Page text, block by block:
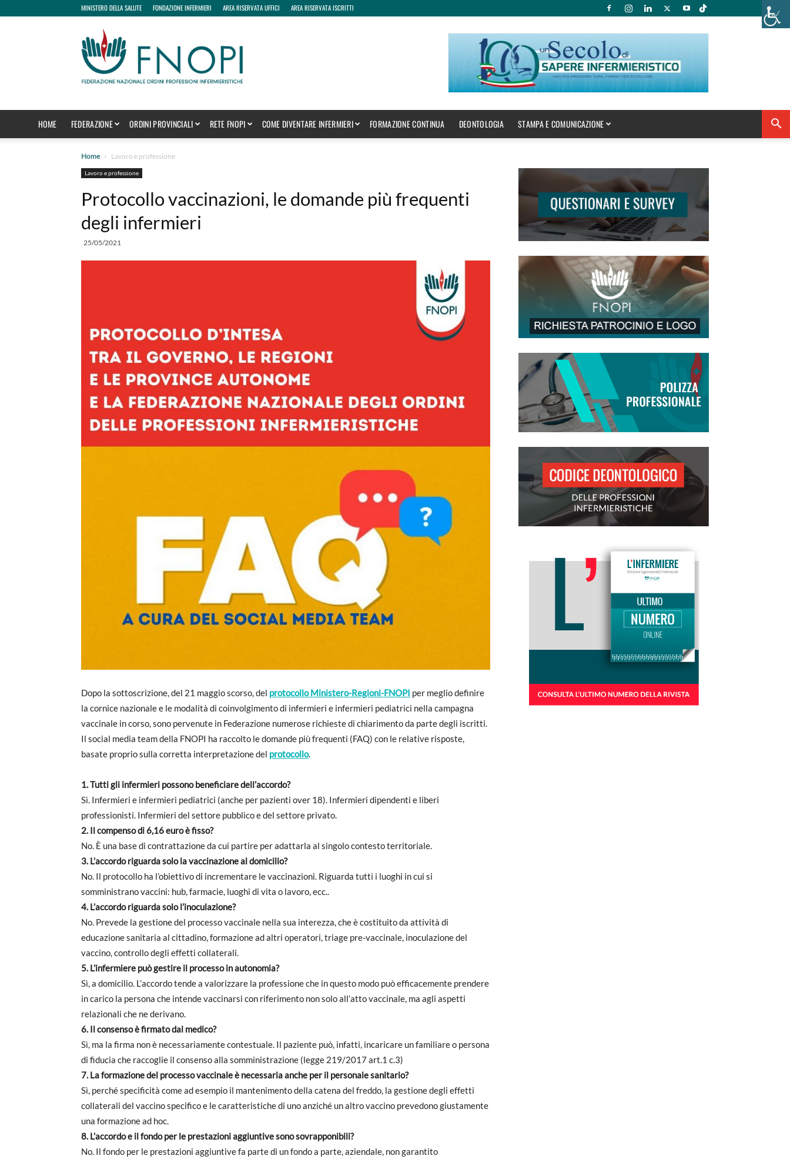
MINISTERO DELLA SALUTE FONDAZIONE INFERMIERI AREA RISERVATA UFFICI AREA RISERVATA ISCRITTI
HOME FEDERAZIONE ORDINI PROVINCIALI RETE FNOPI COME DIVENTARE INFERMIERI FORMAZIONE CONTINUA DEONTOLOGIA STAMPA E COMUNICAZIONE
Home Lavoro e professione
Lavoro e professione
Protocollo vaccinazioni, le domande più frequenti
degli infermieri
25/05/2021
Dopo la sottoscrizione, del 21 maggio scorso, del protocollo Ministero-Regioni-FNOPI per meglio definire
la cornice nazionale e le modalità di coinvolgimento di infermieri e infermieri pediatrici nella campagna
vaccinale in corso, sono pervenute in Federazione numerose richieste di chiarimento da parte degli iscritti.
Il social media team della FNOPI ha raccolto le domande più frequenti (FAQ) con le relative risposte,
basate proprio sulla corretta interpretazione del protocollo.
1. Tutti gli infermieri possono beneficiare dell’accordo?
Sì. Infermieri e infermieri pediatrici (anche per pazienti over 18). Infermieri dipendenti e liberi
professionisti. Infermieri del settore pubblico e del settore privato.
2. Il compenso di 6,16 euro è fisso?
No. È una base di contrattazione da cui partire per adattarla al singolo contesto territoriale.
3. L’accordo riguarda solo la vaccinazione al domicilio?
No. Il protocollo ha l’obiettivo di incrementare le vaccinazioni. Riguarda tutti i luoghi in cui si
somministrano vaccini: hub, farmacie, luoghi di vita o lavoro, ecc..
4. L’accordo riguarda solo l’inoculazione?
No. Prevede la gestione del processo vaccinale nella sua interezza, che è costituito da attività di
educazione sanitaria al cittadino, formazione ad altri operatori, triage pre-vaccinale, inoculazione del
vaccino, controllo degli effetti collaterali.
5. L’infermiere può gestire il processo in autonomia?
Sì, a domicilio. L’accordo tende a valorizzare la professione che in questo modo può efficacemente prendere
in carico la persona che intende vaccinarsi con riferimento non solo all’atto vaccinale, ma agli aspetti
relazionali che ne derivano.
6. Il consenso è firmato dal medico?
Sì, ma la firma non è necessariamente contestuale. Il paziente può, infatti, incaricare un familiare o persona
di fiducia che raccoglie il consenso alla somministrazione (legge 219/2017 art.1 c.3)
7. La formazione del processo vaccinale è necessaria anche per il personale sanitario?
Sì, perché specificità come ad esempio il mantenimento della catena del freddo, la gestione degli effetti
collaterali del vaccino specifico e le caratteristiche di uno anziché un altro vaccino prevedono giustamente
una formazione ad hoc.
8. L’accordo e il fondo per le prestazioni aggiuntive sono sovrapponibili?
No. Il fondo per le prestazioni aggiuntive fa parte di un fondo a parte, aziendale, non garantito